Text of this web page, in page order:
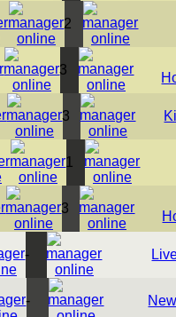
2
3
3
1
3
-
-